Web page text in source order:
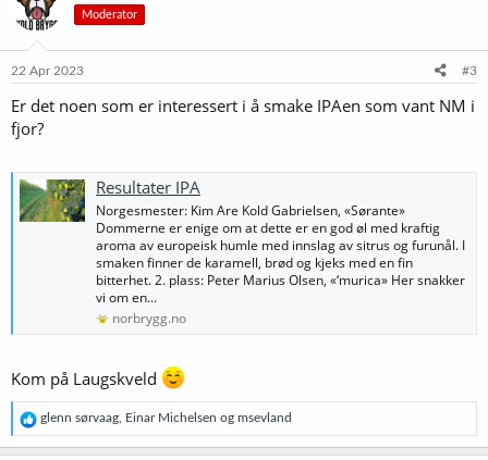
j
o
e
:
Moderator
22 Apr 2023 #3
Er det noen som er interessert i å smake IPAen som vant NM i
fjor?
Resultater IPA
Norgesmester: Kim Are Kold Gabrielsen, «Sørante»
Dommerne er enige om at dette er en god øl med kraftig
aroma av europeisk humle med innslag av sitrus og furunål. I
smaken finner de karamell, brød og kjeks med en fin
bitterhet. 2. plass: Peter Marius Olsen, «‘murica» Her snakker
vi om en...
norbrygg.no
Kom på Laugskveld
R
e
a
glenn sørvaag, Einar Michelsen og msevland